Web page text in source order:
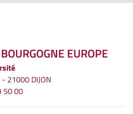
EUROPE
21000 DIJON
50 00